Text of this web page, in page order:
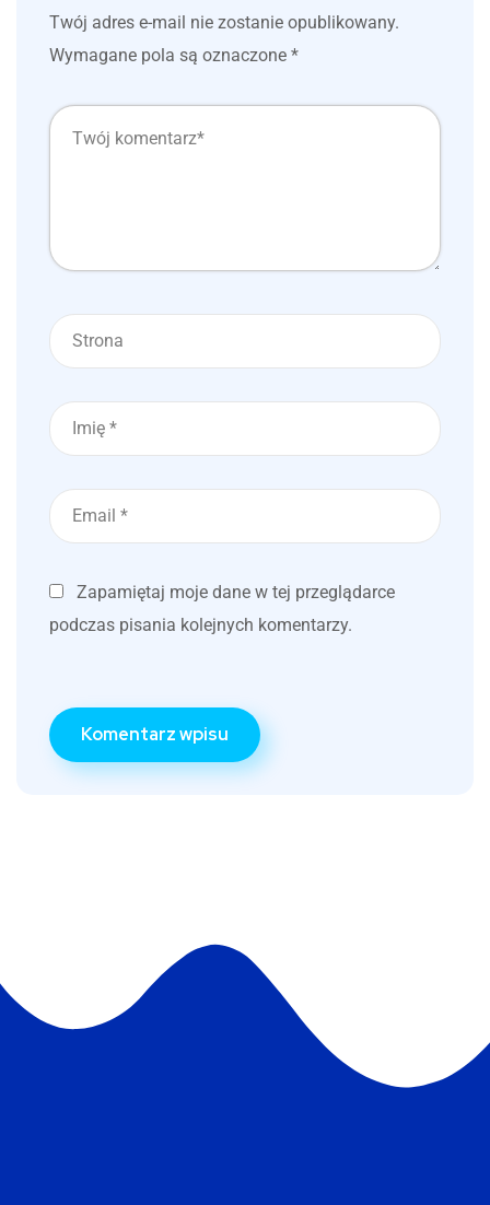
Twój adres e-mail nie zostanie opublikowany.
Wymagane pola są oznaczone *
Zapamiętaj moje dane w tej przeglądarce
podczas pisania kolejnych komentarzy.